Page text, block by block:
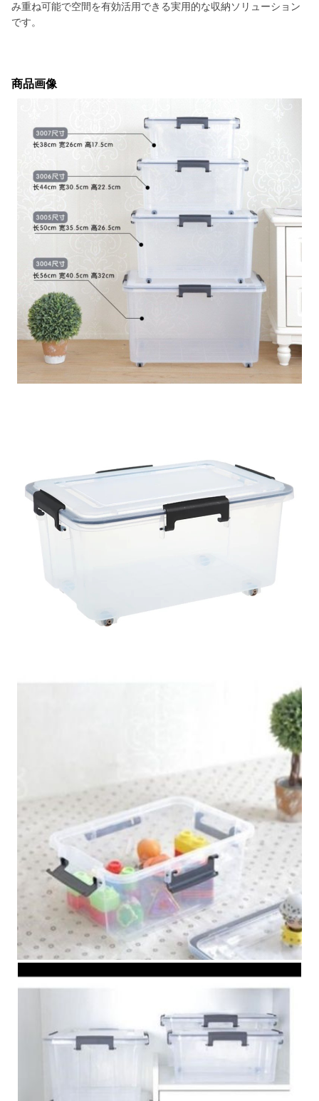
み重ね可能で空間を有効活用できる実用的な収納ソリューション
です。
商品画像